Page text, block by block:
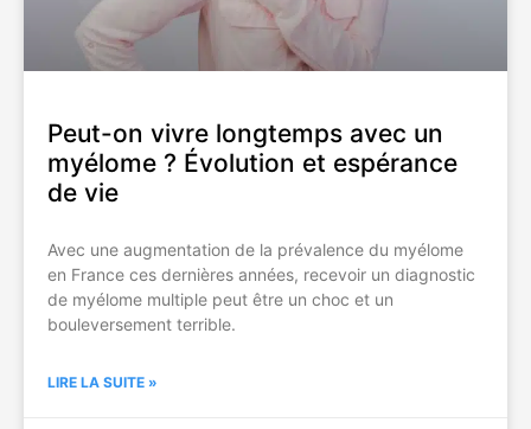
Peut-on vivre longtemps avec un
myélome ? Évolution et espérance
de vie
Avec une augmentation de la prévalence du myélome
en France ces dernières années, recevoir un diagnostic
de myélome multiple peut être un choc et un
bouleversement terrible.
LIRE LA SUITE »